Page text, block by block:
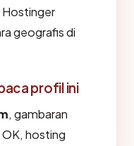
Hostinger
geografis di
profil ini
, gambaran
OK, hosting